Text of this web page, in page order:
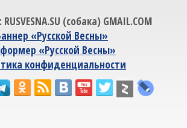
(собака) GMAIL.COM
«Русской Весны»
«Русской Весны»
конфиденциальности